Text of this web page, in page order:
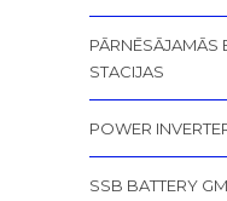
PĀRNĒSĀJAMĀS
STACIJAS
POWER
SSB BATTERY